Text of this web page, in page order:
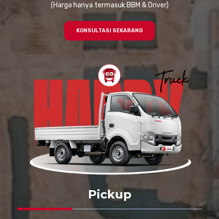
(Harga hanya termasuk BBM & Driver)
KONSULTASI SEKARANG
Pickup